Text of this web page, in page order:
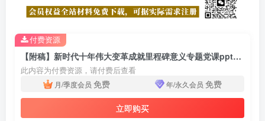
【附稿】新时代十年伟大变革成就里程碑意义专题党课ppt课件
此内容为付费资源，请付费后查看
月/季度会员 免费 年/永久会员 免费
立即购买
付费资源